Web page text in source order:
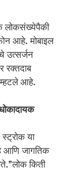
लोकसंख्येपैकी
आहे. मोबाइल
उत्सर्जन
रक्तदाब
म्हटले आहे.
या
आणि जागतिक
किती